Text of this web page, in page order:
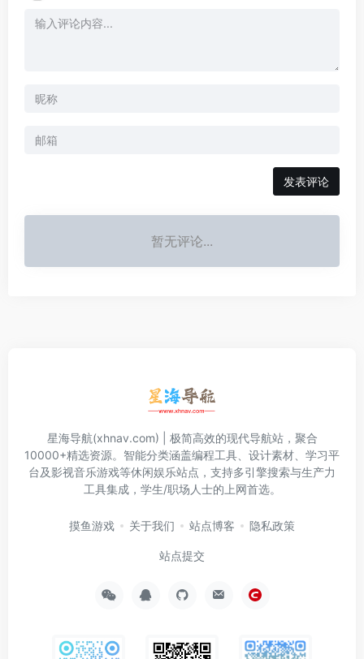
发表评论
暂无评论...
星海导航(xhnav.com) | 极简高效的现代导航站，聚合
10000+精选资源。智能分类涵盖编程工具、设计素材、学习平
台及影视音乐游戏等休闲娱乐站点，支持多引擎搜索与生产力
工具集成，学生/职场人士的上网首选。
摸鱼游戏 关于我们 站点博客 隐私政策
站点提交